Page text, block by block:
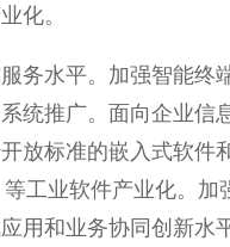
化。
服务水平。加强智能
统推广。面向企业
放标准的嵌入式软件
工业软件产业化。
用和业务协同创新水